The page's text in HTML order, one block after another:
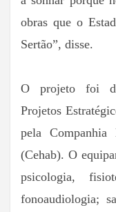
obras que o
Sertão”, disse.
O projeto foi
Projetos
pela Companhia
(Cehab). O
psicologia,
fonoaudiologia;